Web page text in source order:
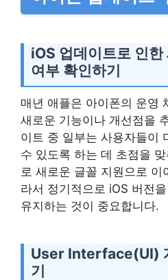
iOS 업데이트로 인
여부 확인하기
매년 애플은 아이폰의 운영
새로운 기능이나 개선점을
이트 중 일부는 사용자들이
수 있도록 하는 데 초점을
로 새로운 글꼴 지원으로
라서 정기적으로 iOS 버전
유지하는 것이 중요합니다.
User Interface(UI)
기